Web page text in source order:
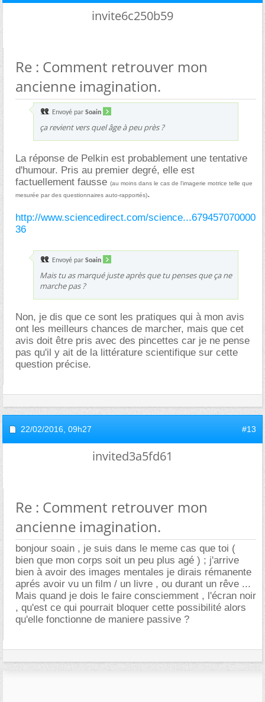
invite6c250b59
Re : Comment retrouver mon
ancienne imagination.
Envoyé par Soain
ça revient vers quel âge à peu près ?
La réponse de Pelkin est probablement une tentative
d'humour. Pris au premier degré, elle est
factuellement fausse (au moins dans le cas de l'imagerie motrice telle que
mesurée par des questionnaires auto-rapportés).
http://www.sciencedirect.com/science...679457070000
36
Envoyé par Soain
Mais tu as marqué juste après que tu penses que ça ne
marche pas ?
Non, je dis que ce sont les pratiques qui à mon avis
ont les meilleurs chances de marcher, mais que cet
avis doit être pris avec des pincettes car je ne pense
pas qu'il y ait de la littérature scientifique sur cette
question précise.
22/02/2016, 09h27 #13
invited3a5fd61
Re : Comment retrouver mon
ancienne imagination.
bonjour soain , je suis dans le meme cas que toi (
bien que mon corps soit un peu plus agé ) ; j'arrive
bien à avoir des images mentales je dirais rémanente
aprés avoir vu un film / un livre , ou durant un rêve ...
Mais quand je dois le faire consciemment , l'écran noir
, qu'est ce qui pourrait bloquer cette possibilité alors
qu'elle fonctionne de maniere passive ?